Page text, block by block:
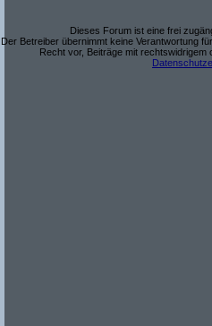
Dieses Forum ist eine frei
Der Betreiber übernimmt keine Verantwortung
Recht vor, Beiträge mit rechtswidrigem